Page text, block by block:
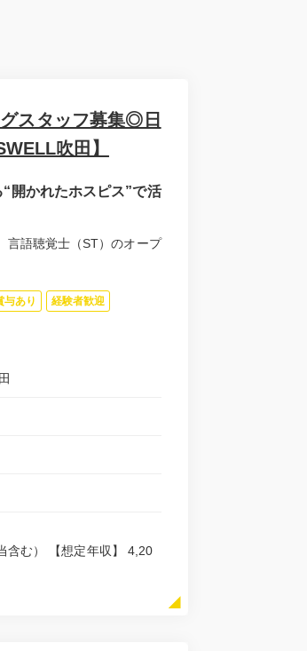
スタッフ募集◎日
吹田】
開かれたホスピス”で活
言語聴覚士（ST）のオープ
与あり 経験者歓迎
含む） 【想定年収】 4,20